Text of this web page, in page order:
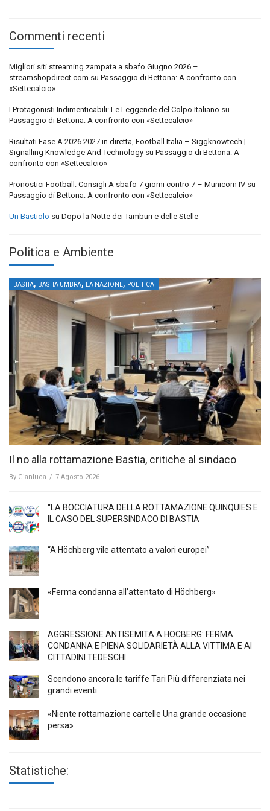
Commenti recenti
Migliori siti streaming zampata a sbafo Giugno 2026 –
streamshopdirect.com su Passaggio di Bettona: A confronto con
«Settecalcio»
I Protagonisti Indimenticabili: Le Leggende del Colpo Italiano su
Passaggio di Bettona: A confronto con «Settecalcio»
Risultati Fase A 2026 2027 in diretta, Football Italia – Siggknowtech |
Signalling Knowledge And Technology su Passaggio di Bettona: A
confronto con «Settecalcio»
Pronostici Football: Consigli A sbafo 7 giorni contro 7 – Municorn IV su
Passaggio di Bettona: A confronto con «Settecalcio»
Un Bastiolo su Dopo la Notte dei Tamburi e delle Stelle
Politica e Ambiente
BASTIA, BASTIA UMBRA, LA NAZIONE, POLITICA
Il no alla rottamazione Bastia, critiche al sindaco
By Gianluca / 7 Agosto 2026
“LA BOCCIATURA DELLA ROTTAMAZIONE QUINQUIES E
IL CASO DEL SUPERSINDACO DI BASTIA
“A Höchberg vile attentato a valori europei”
«Ferma condanna all’attentato di Höchberg»
AGGRESSIONE ANTISEMITA A HÖCBERG: FERMA
CONDANNA E PIENA SOLIDARIETÀ ALLA VITTIMA E AI
CITTADINI TEDESCHI
Scendono ancora le tariffe Tari Più differenziata nei
grandi eventi
«Niente rottamazione cartelle Una grande occasione
persa»
Statistiche: